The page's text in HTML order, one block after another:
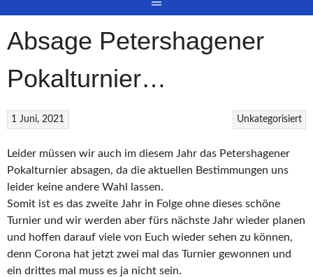
Absage Petershagener
Pokalturnier…
Unkategorisiert
1 Juni, 2021
Leider müssen wir auch im diesem Jahr das Petershagener
Pokalturnier absagen, da die aktuellen Bestimmungen uns
leider keine andere Wahl lassen.
Somit ist es das zweite Jahr in Folge ohne dieses schöne
Turnier und wir werden aber fürs nächste Jahr wieder planen
und hoffen darauf viele von Euch wieder sehen zu können,
denn Corona hat jetzt zwei mal das Turnier gewonnen und
ein drittes mal muss es ja nicht sein.